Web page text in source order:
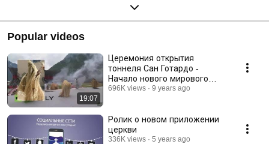
Popular videos
19:07
Церемония открытия
тоннеля Сан Готардо -
Начало нового мирового
порядка
696K views 9 years ago
Ролик о новом приложении
церкви
336K views 5 years ago